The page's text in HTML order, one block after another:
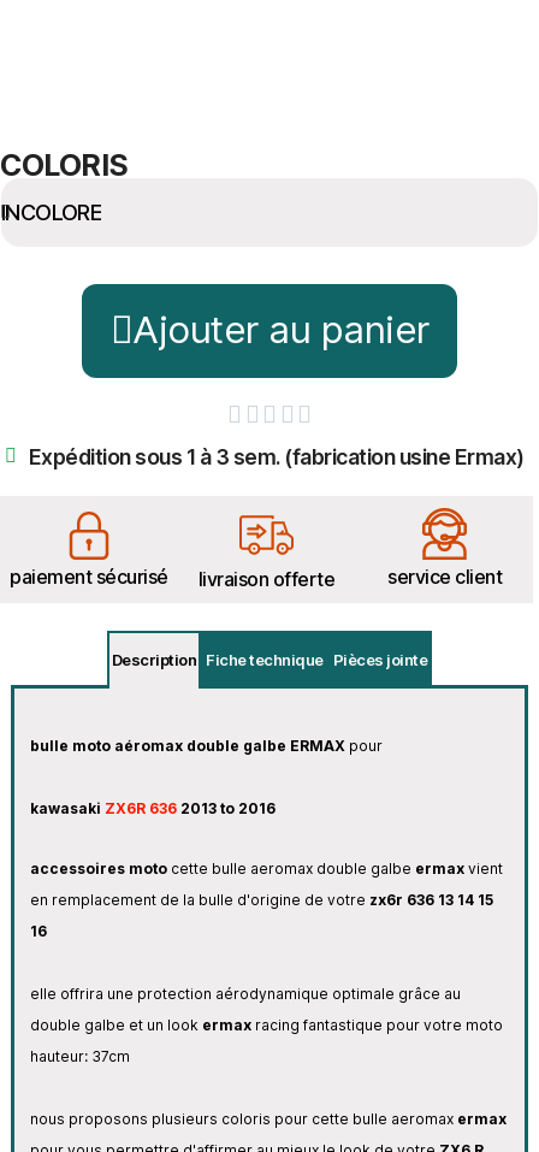
COLORIS
Ajouter au panier
    
Expédition sous 1 à 3 sem. (fabrication usine Ermax)
paiement sécurisé livraison offerte service client
Description Fiche technique Pièces jointe
bulle moto aéromax double galbe ERMAX pour
kawasaki ZX6R 636 2013 to 2016
accessoires motocette bulle aeromax double galbe ermaxvient
en remplacement de la bulle d'origine de votre zx6r 636 13 14 15
16
elle offrira une protection aérodynamique optimale grâce au
double galbe et un look ermaxracing fantastique pour votre moto
hauteur: 37cm
nous proposons plusieurs coloris pour cette bulle aeromax ermax